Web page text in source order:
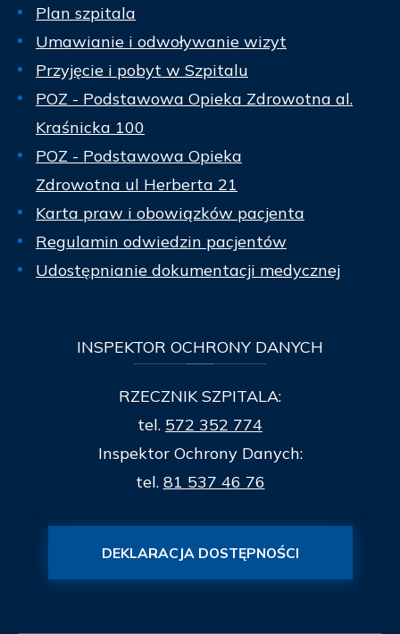
Plan szpitala
Umawianie i odwoływanie wizyt
Przyjęcie i pobyt w Szpitalu
POZ - Podstawowa Opieka Zdrowotna al.
Kraśnicka 100
POZ - Podstawowa Opieka
Zdrowotna ul Herberta 21
Karta praw i obowiązków pacjenta
Regulamin odwiedzin pacjentów
Udostępnianie dokumentacji medycznej
INSPEKTOR OCHRONY DANYCH
RZECZNIK SZPITALA:
tel. 572 352 774
Inspektor Ochrony Danych:
tel. 81 537 46 76
DEKLARACJA DOSTĘPNOŚCI